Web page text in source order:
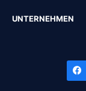
UNTERNEHMEN